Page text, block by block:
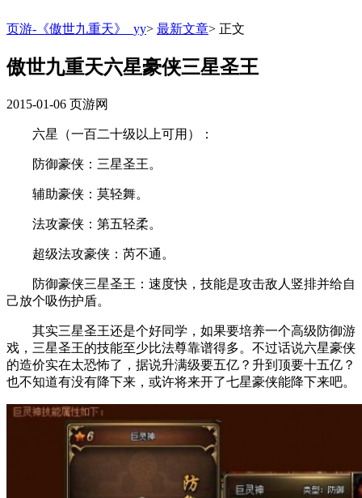
页游-《傲世九重天》_yy> 最新文章> 正文
傲世九重天六星豪侠三星圣王
2015-01-06 页游网
六星（一百二十级以上可用）：
防御豪侠：三星圣王。
辅助豪侠：莫轻舞。
法攻豪侠：第五轻柔。
超级法攻豪侠：芮不通。
防御豪侠三星圣王：速度快，技能是攻击敌人竖排并给自
己放个吸伤护盾。
其实三星圣王还是个好同学，如果要培养一个高级防御游
戏，三星圣王的技能至少比法尊靠谱得多。不过话说六星豪侠
的造价实在太恐怖了，据说升满级要五亿？升到顶要十五亿？
也不知道有没有降下来，或许将来开了七星豪侠能降下来吧。